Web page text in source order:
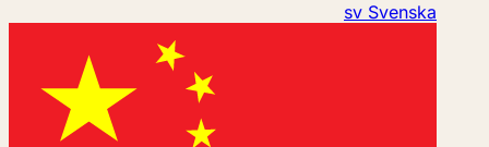
svSvenska